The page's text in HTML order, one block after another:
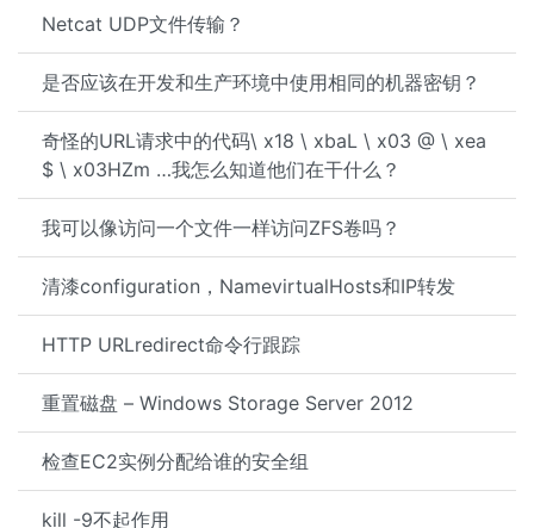
Netcat UDP文件传输？
是否应该在开发和生产环境中使用相同的机器密钥？
奇怪的URL请求中的代码\ x18 \ xbaL \ x03 @ \ xea
$ \ x03HZm …我怎么知道他们在干什么？
我可以像访问一个文件一样访问ZFS卷吗？
清漆configuration，NamevirtualHosts和IP转发
HTTP URLredirect命令行跟踪
重置磁盘 – Windows Storage Server 2012
检查EC2实例分配给谁的安全组
kill -9不起作用